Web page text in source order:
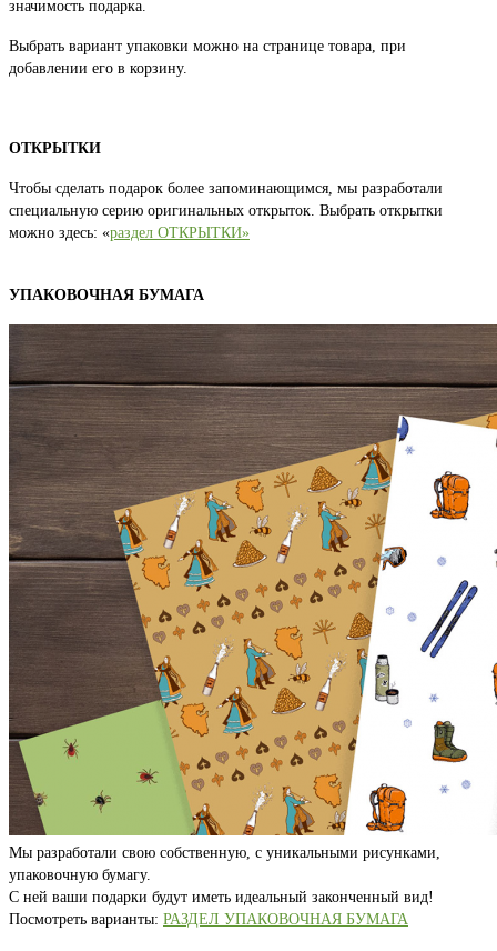
значимость подарка.
Выбрать вариант упаковки можно на странице товара, при
добавлении его в корзину.
ОТКРЫТКИ
Чтобы сделать подарок более запоминающимся, мы разработали
специальную серию оригинальных открыток. Выбрать открытки
можно здесь: «раздел ОТКРЫТКИ»
УПАКОВОЧНАЯ БУМАГА
Мы разработали свою собственную, с уникальными рисунками,
упаковочную бумагу.
С ней ваши подарки будут иметь идеальный законченный вид!
Посмотреть варианты: РАЗДЕЛ УПАКОВОЧНАЯ БУМАГА